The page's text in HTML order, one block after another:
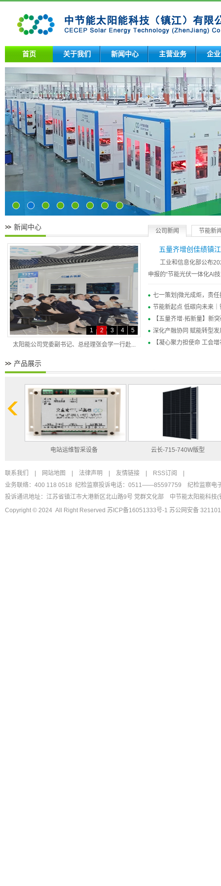
首页 关于我们 新闻中心 主营业务 企
新闻中心
献礼二十大 奋进新征程 热烈庆祝中节能太阳...
1 2 3 4 5
公司新闻 节能新
五量齐增创佳绩镇
工业和信息化部公布
申报的“节能光伏一体化AI
七一策划|微光成炬，责
节能新起点 低碳向未来
【五量齐增·拓新量】新
深化产融协同 赋能转型
【凝心聚力担使命 工会
产品展示
电站运维智采设备 云长-715-740W版型
联系我们 网站地图 法律声明 友情链接 RSS订阅
业务联络：400 118 0518 纪检监察投诉电话：0511——85597759 纪检监察电
投诉通讯地址：江苏省镇江市大港新区北山路9号 党群文化部
中节能太阳能科技
Copyright © 2024 All Right Reserved 苏ICP备16051333号-1 苏公网安备